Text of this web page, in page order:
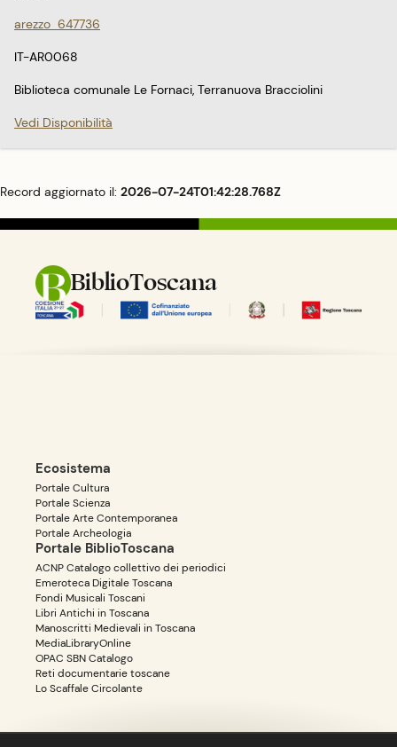
arezzo_647736
IT-AR0068
Biblioteca comunale Le Fornaci, Terranuova Bracciolini
Vedi Disponibilità
Record aggiornato il: 2026-07-24T01:42:28.768Z
BiblioToscana
Ecosistema
Portale Cultura
Portale Scienza
Portale Arte Contemporanea
Portale Archeologia
Portale BiblioToscana
ACNP Catalogo collettivo dei periodici
Emeroteca Digitale Toscana
Fondi Musicali Toscani
Libri Antichi in Toscana
Manoscritti Medievali in Toscana
MediaLibraryOnline
OPAC SBN Catalogo
Reti documentarie toscane
Lo Scaffale Circolante